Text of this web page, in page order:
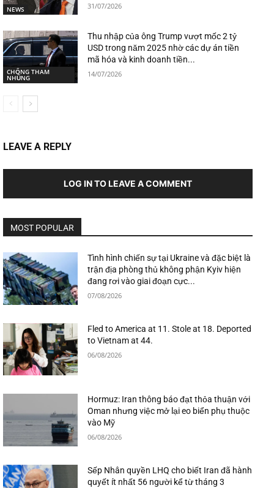
NEWS 31/07/2026
CHỐNG THAM
NHŨNG
Thu nhập của ông Trump vượt mốc 2 tỷ
USD trong năm 2025 nhờ các dự án tiền
mã hóa và kinh doanh tiền...
14/07/2026
LEAVE A REPLY
LOG IN TO LEAVE A COMMENT
MOST POPULAR
Tình hình chiến sự tại Ukraine và đặc biệt là
trận địa phòng thủ không phận Kyiv hiện
đang rơi vào giai đoạn cực...
07/08/2026
Fled to America at 11. Stole at 18. Deported
to Vietnam at 44.
06/08/2026
Hormuz: Iran thông báo đạt thỏa thuận với
Oman nhưng việc mở lại eo biển phụ thuộc
vào Mỹ
06/08/2026
Sếp Nhân quyền LHQ cho biết Iran đã hành
quyết ít nhất 56 người kể từ tháng 3